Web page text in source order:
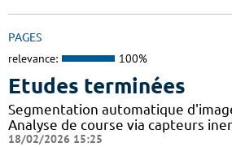
PAGES
relevance: 100%
Etudes terminées
Segmentation automatique
Analyse de course via capteurs
18/02/2026 15:25